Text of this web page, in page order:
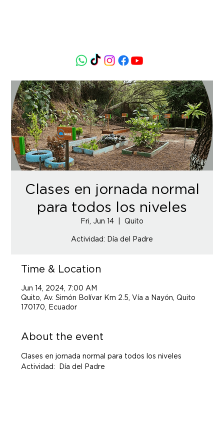
Clases en jornada normal
para todos los niveles
Fri, Jun 14 Quito
Actividad: Día del Padre
Time & Location
Jun 14, 2024, 7:00 AM
Quito, Av. Simón Bolívar Km 2.5, Vía a Nayón, Quito
170170, Ecuador
About the event
Clases en jornada normal para todos los niveles
Actividad:  Día del Padre